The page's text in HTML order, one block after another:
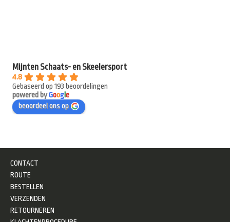
Mijnten Schaats- en Skeelersport
4.8
Gebaseerd op 193 beoordelingen
powered byGooge
beoordeel ons op
CONTACT
ROUTE
BESTELLEN
VERZENDEN
RETOURNEREN